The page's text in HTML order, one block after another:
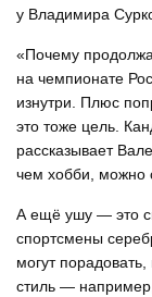
у Владимира
«Почему
на чемпионате
изнутри. Плюс
это тоже цель.
рассказывает
чем хобби, можно
А ещё ушу — это
спортсмены
могут
стиль —